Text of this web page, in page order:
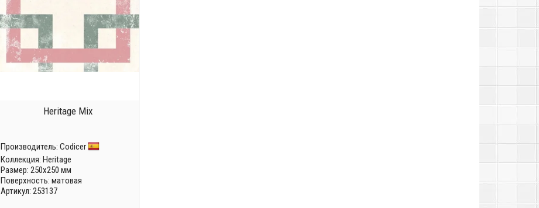
Heritage Mix
Производитель: Codicer
Коллекция: Heritage
Размер: 250x250 мм
Поверхность: матовая
Артикул: 253137